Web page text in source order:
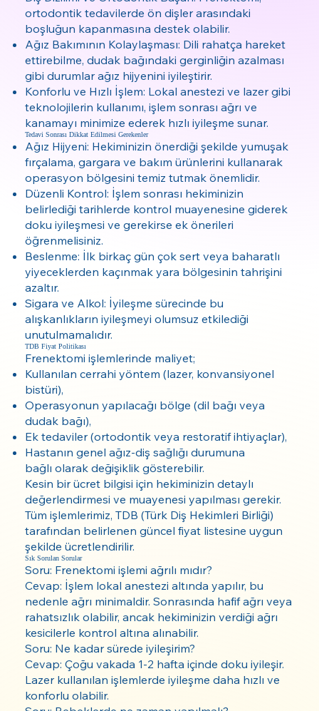
ortodontik tedavilerde ön dişler arasındaki
boşluğun kapanmasına destek olabilir.
Ağız Bakımının Kolaylaşması: Dili rahatça hareket
ettirebilme, dudak bağındaki gerginliğin azalması
gibi durumlar ağız hijyenini iyileştirir.
Konforlu ve Hızlı İşlem: Lokal anestezi ve lazer gibi
teknolojilerin kullanımı, işlem sonrası ağrı ve
kanamayı minimize ederek hızlı iyileşme sunar.
Tedavi Sonrası Dikkat Edilmesi Gerekenler
Ağız Hijyeni: Hekiminizin önerdiği şekilde yumuşak
fırçalama, gargara ve bakım ürünlerini kullanarak
operasyon bölgesini temiz tutmak önemlidir.
Düzenli Kontrol: İşlem sonrası hekiminizin
belirlediği tarihlerde kontrol muayenesine giderek
doku iyileşmesi ve gerekirse ek önerileri
öğrenmelisiniz.
Beslenme: İlk birkaç gün çok sert veya baharatlı
yiyeceklerden kaçınmak yara bölgesinin tahrişini
azaltır.
Sigara ve Alkol: İyileşme sürecinde bu
alışkanlıkların iyileşmeyi olumsuz etkilediği
unutulmamalıdır.
TDB Fiyat Politikası
Frenektomi işlemlerinde maliyet;
Kullanılan cerrahi yöntem (lazer, konvansiyonel
bistüri),
Operasyonun yapılacağı bölge (dil bağı veya
dudak bağı),
Ek tedaviler (ortodontik veya restoratif ihtiyaçlar),
Hastanın genel ağız-diş sağlığı durumuna
bağlı olarak değişiklik gösterebilir.
Kesin bir ücret bilgisi için hekiminizin detaylı
değerlendirmesi ve muayenesi yapılması gerekir.
Tüm işlemlerimiz, TDB (Türk Diş Hekimleri Birliği)
tarafından belirlenen güncel fiyat listesine uygun
şekilde ücretlendirilir.
Sık Sorulan Sorular
Soru: Frenektomi işlemi ağrılı mıdır?
Cevap: İşlem lokal anestezi altında yapılır, bu
nedenle ağrı minimaldir. Sonrasında hafif ağrı veya
rahatsızlık olabilir, ancak hekiminizin verdiği ağrı
kesicilerle kontrol altına alınabilir.
Soru: Ne kadar sürede iyileşirim?
Cevap: Çoğu vakada 1-2 hafta içinde doku iyileşir.
Lazer kullanılan işlemlerde iyileşme daha hızlı ve
konforlu olabilir.